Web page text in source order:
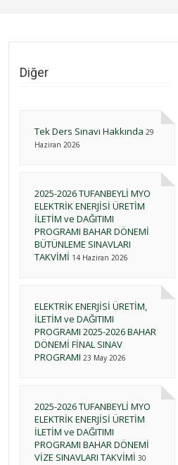
Diğer
Tek Ders Sınavı Hakkında 29
Haziran 2026
2025-2026 TUFANBEYLİ MYO
ELEKTRİK ENERJİSİ ÜRETİM
İLETİM ve DAĞITIMI
PROGRAMI BAHAR DÖNEMİ
BÜTÜNLEME SINAVLARI
TAKVİMİ 14 Haziran 2026
ELEKTRİK ENERJİSİ ÜRETİM,
İLETİM ve DAĞITIMI
PROGRAMI 2025-2026 BAHAR
DÖNEMİ FİNAL SINAV
PROGRAMI 23 May 2026
2025-2026 TUFANBEYLİ MYO
ELEKTRİK ENERJİSİ ÜRETİM
İLETİM ve DAĞITIMI
PROGRAMI BAHAR DÖNEMİ
VİZE SINAVLARI TAKVİMİ 30